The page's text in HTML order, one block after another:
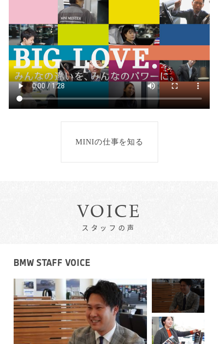
MINIの仕事を知る
VOICE
スタッフの声
BMW STAFF VOICE